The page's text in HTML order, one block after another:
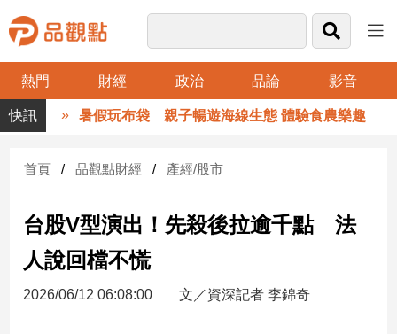
熱門 財經 政治 品論 影音
品
觀
財
台
財
新
暑假玩布袋 親子暢遊海線生態 體驗食農樂趣
首頁 品觀點財經 產經/股市
台股V型演出！先殺後拉逾千點 法
人說回檔不慌
2026/06/12 06:08:00 文／資深記者 李錦奇